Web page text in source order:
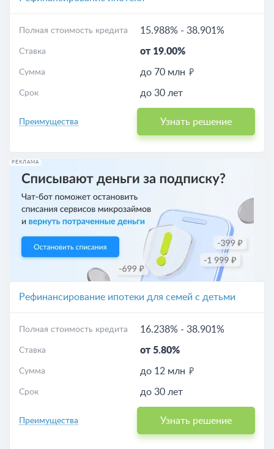
Полная стоимость кредита 15.988% - 38.901%
Ставка от 19.00%
Сумма до 70 млн
Срок до 30 лет
Преимущества Узнать решение
РЕКЛАМА
Рефинансирование ипотеки для семей с детьми
Полная стоимость кредита 16.238% - 38.901%
Ставка от 5.80%
Сумма до 12 млн
Срок до 30 лет
Преимущества Узнать решение